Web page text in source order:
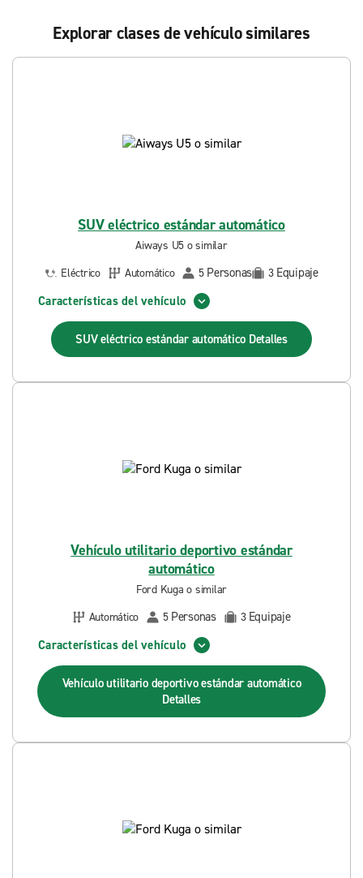
Explorar clases de vehículo similares
SUV eléctrico estándar automático
Aiways U5 o similar
Eléctrico
Automático 5 Personas 3 Equipaje
Características del vehículo
SUV eléctrico estándar automático Detalles
Vehículo utilitario deportivo estándar
automático
Ford Kuga o similar
Automático
5 Personas 3 Equipaje
Características del vehículo
Vehículo utilitario deportivo estándar automático
Detalles